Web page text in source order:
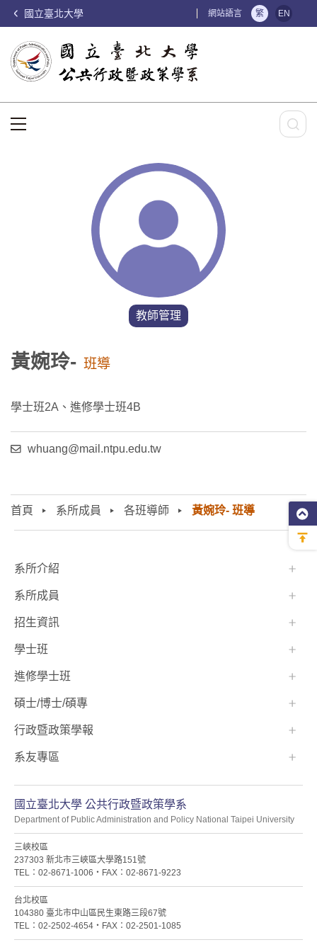
國立臺北大學 網站語言 繁 EN
首頁 系所成員 各班導師 黃婉玲- 班導
教師管理
黃婉玲- 班導
學士班2A、進修學士班4B
whuang@mail.ntpu.edu.tw
:::
國立臺北大學 公共行政暨政策學系
Department of Public Administration and Policy National Taipei University
三峽校區
237303 新北市三峽區大學路151號
TEL：02-8671-1006・FAX：02-8671-9223
台北校區
104380 臺北市中山區民生東路三段67號
TEL：02-2502-4654・FAX：02-2501-1085
系所介紹
系所成員
招生資訊
學士班⠀⠀
進修學士班
碩士/博士/碩專
行政暨政策學報
系友專區